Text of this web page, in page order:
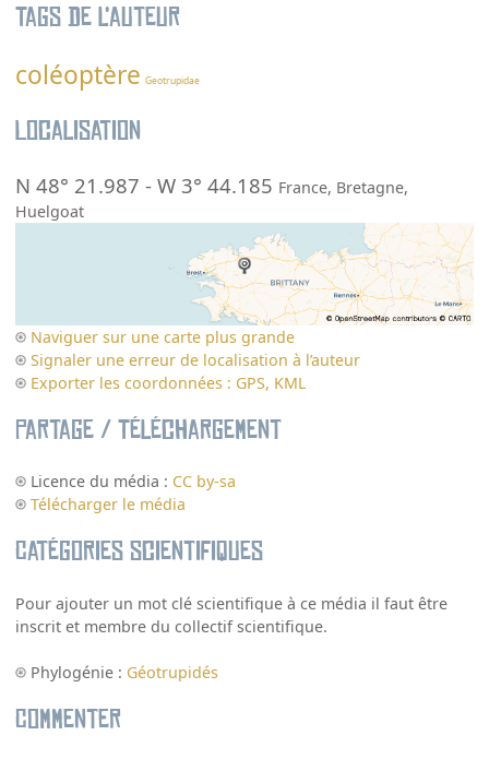
Tags de l’auteur
coléoptère Geotrupidae
Localisation
N 48° 21.987 -W 3° 44.185 France, Bretagne,
Huelgoat
Naviguer sur une carte plus grande
Signaler une erreur de localisation à l’auteur
Exporter les coordonnées : GPS, KML
Partage / Téléchargement
Licence du média : CC by-sa
Télécharger le média
Catégories scientifiques
Pour ajouter un mot clé scientifique à ce média il faut être
inscrit et membre du collectif scientifique.
Phylogénie : Géotrupidés
Commenter